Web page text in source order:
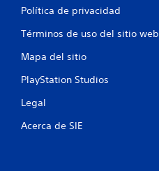
Política de privacidad
Términos de uso del sitio web
Mapa del sitio
PlayStation Studios
Legal
Acerca de SIE